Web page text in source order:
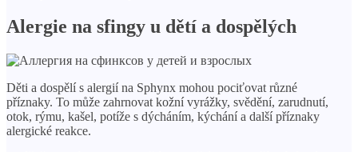
Alergie na sfingy u dětí a dospělých
Děti a dospělí s alergií na Sphynx mohou pociťovat různé
příznaky. To může zahrnovat kožní vyrážky, svědění, zarudnutí,
otok, rýmu, kašel, potíže s dýcháním, kýchání a další příznaky
alergické reakce.